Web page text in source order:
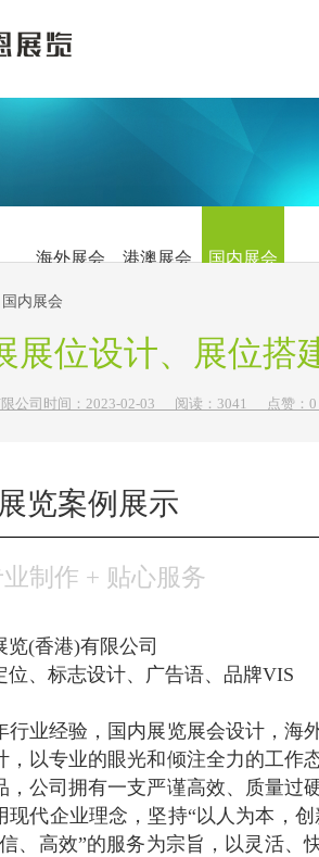
Exhibition
Projects
About
联系卡恩
海外展会 港澳展会 国内展会
国内展会
展位设计、展位搭
公司 时间： 2023-02-03 阅读：3041 点赞： 0
览案例展示
制作 + 贴心服务
览(香港)有限公司
位、标志设计、广告语、品牌VIS
行业经验，国内展览展会设计，海
，以专业的眼光和倾注全力的工作
，公司拥有一支严谨高效、质量过
现代企业理念，坚持“以人为本，
、高效”的服务为宗旨，以灵活、